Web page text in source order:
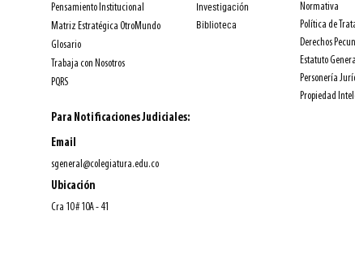
Pensamiento Institucional
Matriz Estratégica OtroMundo
Glosario
Trabaja con Nosotros
PQRS
Investigación
Biblioteca
Normativa
Política de
Derechos
Estatuto
Personería
Propiedad
Para Notificaciones Judiciales:
Email
sgeneral@colegiatura.edu.co
Ubicación
Cra 10 # 10A - 41